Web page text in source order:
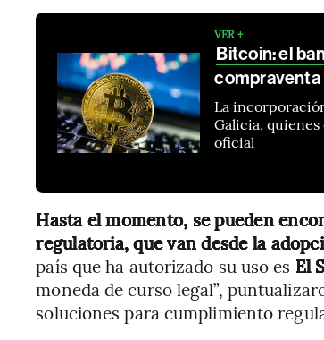
VER +
Bitcoin: el
compraventa
La
Galicia,
oficial
Hasta el momento, se pueden
regulatoria, que van desde la
país que ha autorizado su uso es El
moneda de curso legal”,
soluciones para cumplimiento